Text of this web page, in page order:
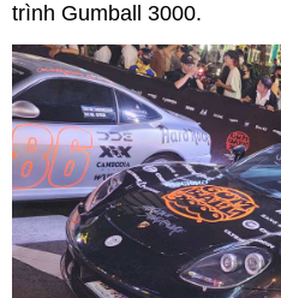
trình Gumball 3000.